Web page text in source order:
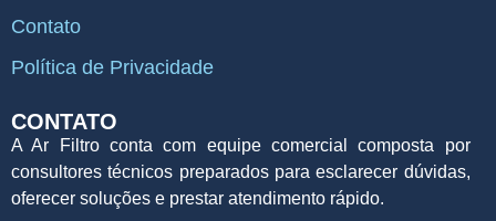
Contato
Política de Privacidade
CONTATO
A Ar Filtro conta com equipe comercial composta por
consultores técnicos preparados para esclarecer dúvidas,
oferecer soluções e prestar atendimento rápido.